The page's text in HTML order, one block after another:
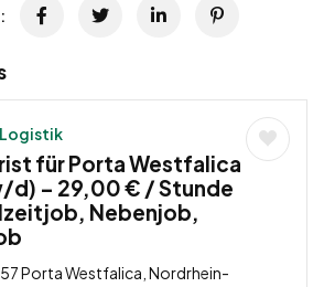
für Porta Westfalica
d) – 29,00 € / Stunde
Nebenjob,
Porta Westfalica, Nordrhein-